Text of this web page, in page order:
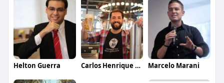
Helton Guerra Carlos Henrique de Faria Vasconcelos Marcelo Marani